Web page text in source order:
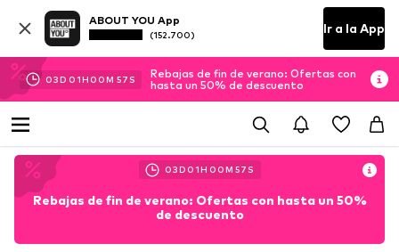
ABOUT YOU App
(152.700) Ir a la App
03D 01H 00M 55 S
Rebajas de fin de verano: Ofertas con
hasta un 50% de descuento
03D 01H 00M 55 S
Rebajas de fin de verano: Ofertas con hasta un 50%
de descuento